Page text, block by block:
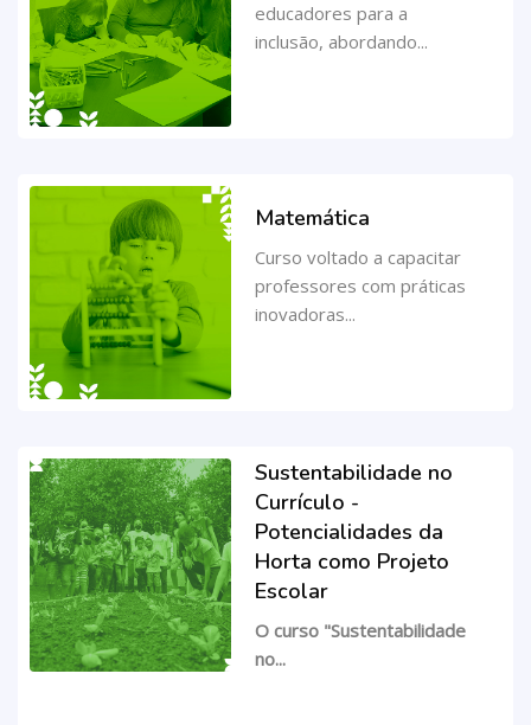
educadores para a
inclusão, abordando...
Matemática
Curso voltado a capacitar
professores com práticas
inovadoras...
Sustentabilidade no
Currículo -
Potencialidades da
Horta como Projeto
Escolar
O curso "Sustentabilidade
no...